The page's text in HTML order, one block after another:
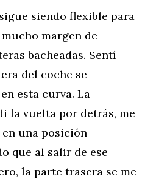
siendo flexible para
margen de
bacheadas. Sentí
del coche se
esta curva. La
la vuelta por detrás, me
una posición
que al salir de ese
la parte trasera se me